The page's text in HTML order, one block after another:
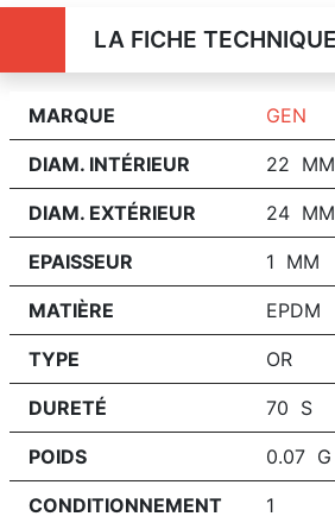
LA FICHE TECHNIQUE
MARQUE GEN
DIAM. INTÉRIEUR 22 MM
DIAM. EXTÉRIEUR 24 MM
EPAISSEUR 1 MM
MATIÈRE EPDM
TYPE OR
DURETÉ 70 S
POIDS 0.07 G
CONDITIONNEMENT 1